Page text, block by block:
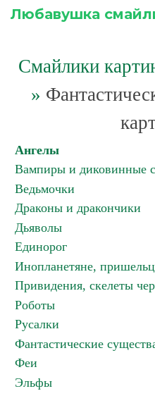
Любавушка
Смайлики
»
Ангелы
Вампиры и диковинные
Ведьмочки
Драконы и дракончики
Дьяволы
Единорог
Инопланетяне,
Привидения, скелеты
Роботы
Русалки
Фантастические
Феи
Эльфы